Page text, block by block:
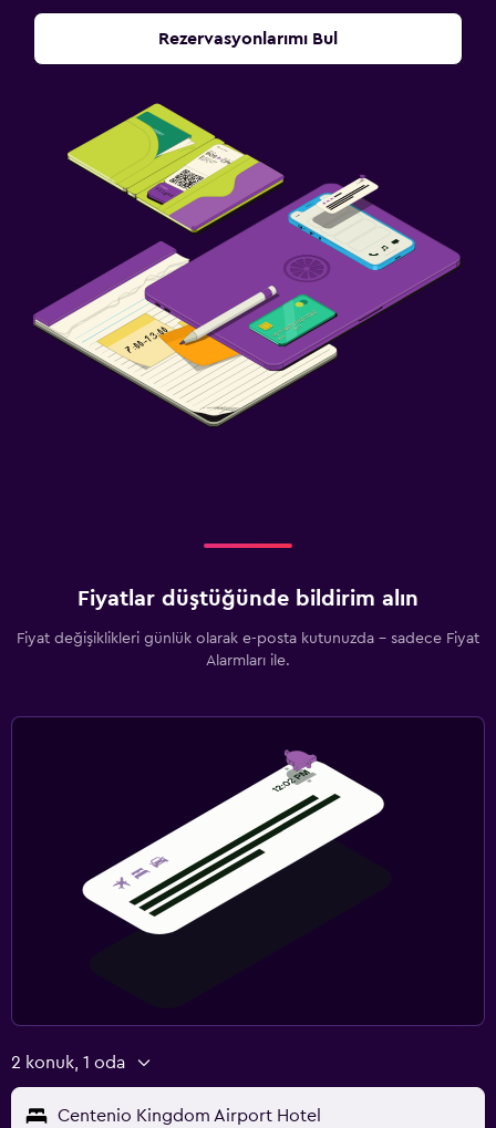
Rezervasyonlarımı Bul
Fiyatlar düştüğünde bildirim alın
Fiyat değişiklikleri günlük olarak e-posta kutunuzda - sadece Fiyat
Alarmları ile.
2 konuk, 1 oda
Centenio Kingdom Airport Hotel